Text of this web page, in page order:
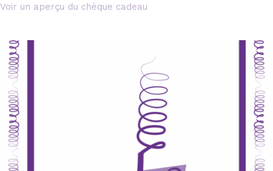
Voir un aperçu du chèque cadeau